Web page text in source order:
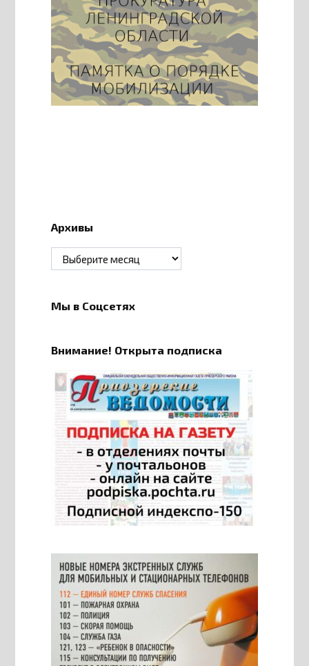
Архивы
Архивы
Мы в Соцсетях
Внимание! Открыта подписка